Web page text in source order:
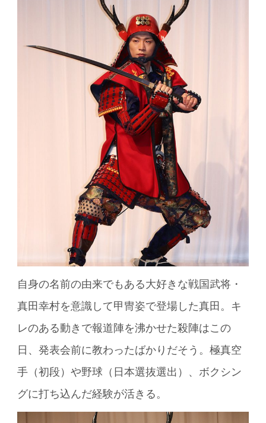
自身の名前の由来でもある大好きな戦国武将・
真田幸村を意識して甲冑姿で登場した真田。キ
レのある動きで報道陣を沸かせた殺陣はこの
日、発表会前に教わったばかりだそう。極真空
手（初段）や野球（日本選抜選出）、ボクシン
グに打ち込んだ経験が活きる。